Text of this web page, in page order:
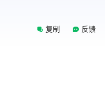
复制 反馈